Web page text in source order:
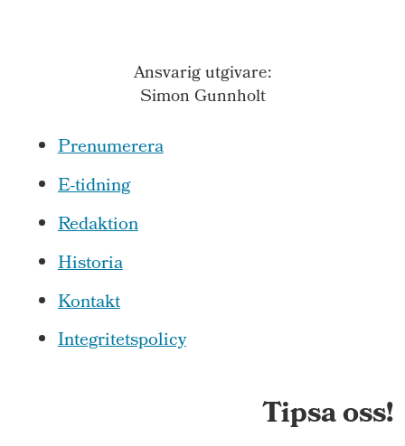
Ansvarig utgivare:
Simon Gunnholt
Prenumerera
E-tidning
Redaktion
Historia
Kontakt
Integritetspolicy
Tipsa oss!